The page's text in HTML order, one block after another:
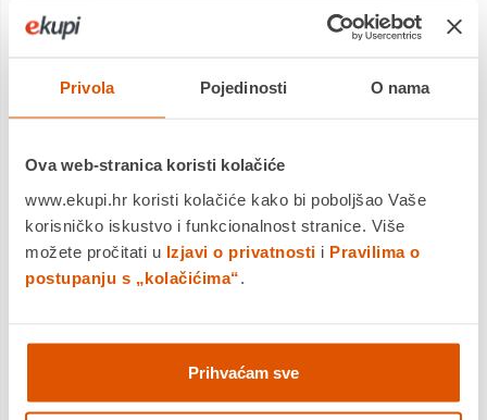
Privola Pojedinosti O nama
Ova web-stranica koristi kolačiće
www.ekupi.hr koristi kolačiće kako bi poboljšao Vaše
korisničko iskustvo i funkcionalnost stranice. Više
možete pročitati u Izjavi o privatnosti i Pravilima o
postupanju s „kolačićima“
Prihvaćam sve
Cijena 42,99 €
Kolica za odlaganje s crnim policama dodat će dašak
modernosti u vaš dom. Kolica su izrađena od bambusa i MDF
materijala. 4 police pružaju mnogo skladišnog prostora.
Dostavljamo već od 14.08.2026
Platite gotovinom pri preuzimanju, Internet bankarstvom, karticama
jednokratno i na rate
Povrat robe moguć unutar 14 dana
DODAJTE U KOŠARICU